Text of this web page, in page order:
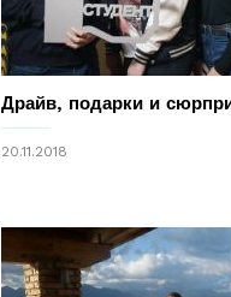
Драйв, подарки и
20.11.2018